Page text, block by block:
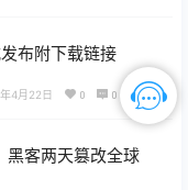
布附下载链接
4月22日 0 0 736
客两天篡改全球